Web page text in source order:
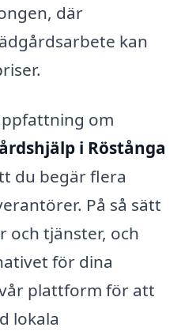
där
kan
om
i Röstånga
du begär flera
På så sätt
och tjänster, och
för dina
plattform för att
lokala